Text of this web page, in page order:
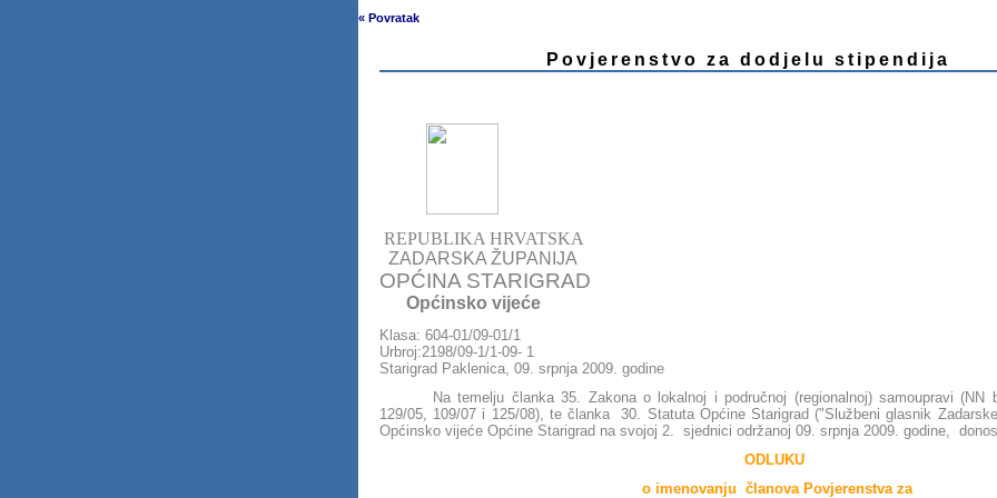
« Povratak
Povjerenstvo za dodjelu stipendija
REPUBLIKA HRVATSKA
ZADARSKA ŽUPANIJA
OPĆINA STARIGRAD
Općinsko vijeće
Klasa: 604-01/09-01/1
Urbroj:2198/09-1/1-09- 1
Starigrad Paklenica, 09. srpnja 2009. godine
Na temelju članka 35. Zakona o lokalnoj i područnoj (regionalnoj) samoupravi (NN
129/05, 109/07 i 125/08), te članka 30. Statuta Općine Starigrad ("Službeni glasnik
Općinsko vijeće Općine Starigrad na svojoj 2. sjednici održanoj 09. srpnja 2009. godine,
ODLUKU
o imenovanju članova Povjerenstva za